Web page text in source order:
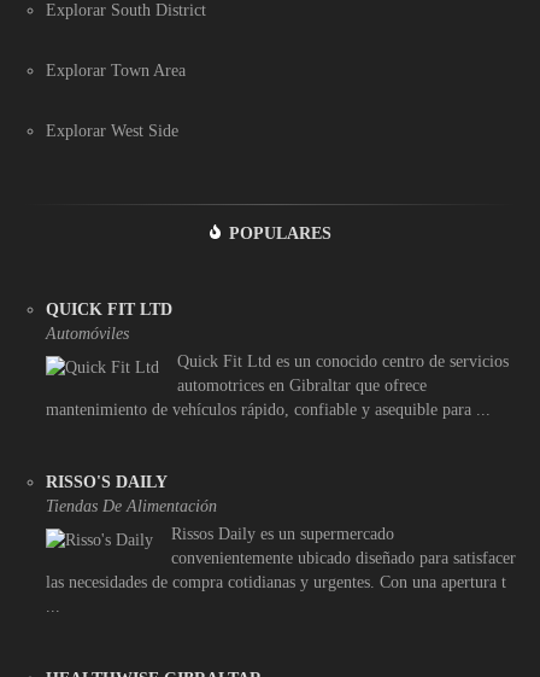
Explorar South District
Explorar Town Area
Explorar West Side
POPULARES
QUICK FIT LTD
Automóviles
Quick Fit Ltd es un conocido centro de servicios
automotrices en Gibraltar que ofrece
mantenimiento de vehículos rápido, confiable y asequible para ...
RISSO'S DAILY
Tiendas De Alimentación
Rissos Daily es un supermercado
convenientemente ubicado diseñado para satisfacer
las necesidades de compra cotidianas y urgentes. Con una apertura t
...